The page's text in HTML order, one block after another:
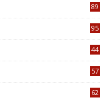
89
95
44
57
62